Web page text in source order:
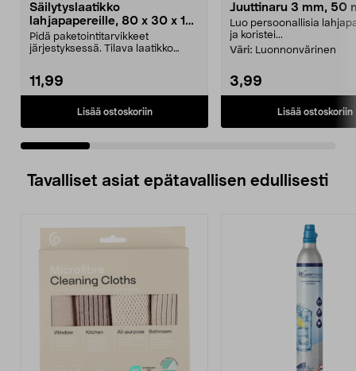
Säilytyslaatikko
lahjapapereille, 80 x 30 x 12
cm
Pidä paketointitarvikkeet
järjestyksessä. Tilava laatikko
11,99
Lisää ostoskoriin
Juuttinaru 3 mm, 50
Luo persoonallisia
ja koristei...
Väri: Luonnonvärinen
3,99
Lisää ostoskoriin
Tavalliset asiat epätavallisen edullisesti